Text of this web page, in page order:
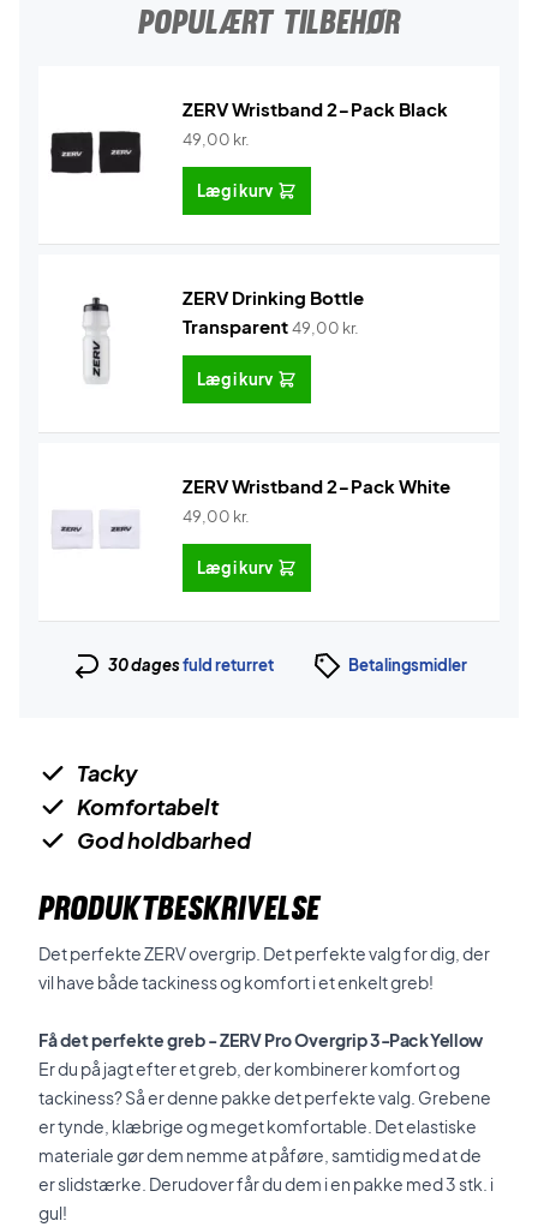
POPULÆRT TILBEHØR
ZERV Wristband 2-Pack Black
49,00 kr.
Læg i kurv
ZERV Drinking Bottle
Transparent49,00 kr.
Læg i kurv
ZERV Wristband 2-Pack White
49,00 kr.
Læg i kurv
30 dagesfuld returret Betalingsmidler
Tacky
Komfortabelt
God holdbarhed
PRODUKTBESKRIVELSE
Det perfekte ZERV overgrip. Det perfekte valg for dig, der
vil have både tackiness og komfort i et enkelt greb!
Få det perfekte greb - ZERV Pro Overgrip3-Pack Yellow
Er du på jagt efter et greb, der kombinerer komfort og
tackiness? Så er denne pakke det perfekte valg. Grebene
er tynde, klæbrige og meget komfortable. Det elastiske
materiale gør dem nemme at påføre, samtidig med at de
er slidstærke. Derudover får du dem i en pakke med 3 stk. i
gul!